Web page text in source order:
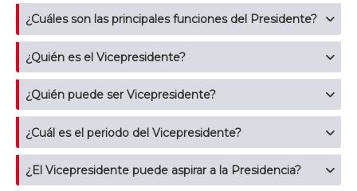
¿Cuáles son las principales funciones del Presidente?
¿Quién es el Vicepresidente?
¿Quién puede ser Vicepresidente?
¿Cuál es el periodo del Vicepresidente?
¿El Vicepresidente puede aspirar a la Presidencia?